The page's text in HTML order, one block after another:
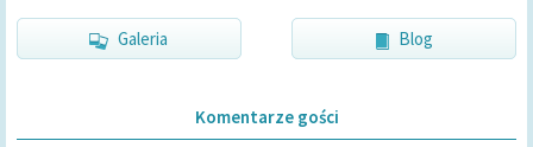
Galeria Blog
Komentarze gości